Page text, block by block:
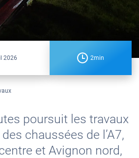
2026 2min
poursuit les travaux
chaussées de l’A7,
et Avignon nord,